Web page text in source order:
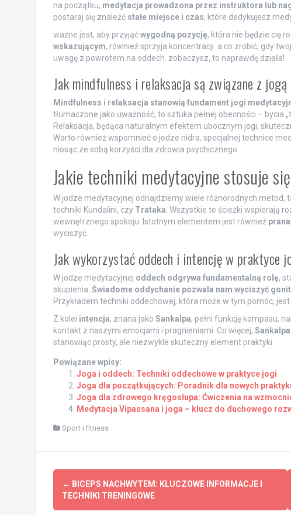
na początku, medytacja prowadzona przez instruktora lub
postaraj się znaleźć stałe miejsce i czas, które dedykujesz
ważne jest, aby przyjąćwygodną pozycję, która nie będzie cię
wskazującym, również sprzyja koncentracji. a co zrobić, gdy
uwagę z powrotem na oddech. zobaczysz, to naprawdę działa!
Jak mindfulness i relaksacja są związane z
Mindfulness i relaksacja stanowią fundament jogi
tłumaczone jako uważność, to sztuka pełnej obecności –
Relaksacja, będąca naturalnym efektem ubocznym jogi,
Warto również wspomnieć o jodze nidra, specjalnej technice
niosąc ze sobą korzyści dla zdrowia psychicznego.
Jakie techniki medytacyjne stosuje
W jodze medytacyjnej odnajdziemy wiele różnorodnych metod,
techniki Kundalini, czy Trataka. Wszystkie te ścieżki wspierają
wewnętrznego spokoju. Istotnym elementem jest również
wyciszyć.
Jak wykorzystać oddech i intencję w praktyce
W jodze medytacyjnej oddech odgrywa fundamentalną rolę,
skupienia. Świadome oddychanie pozwala nam wyciszyć
Przykładem techniki oddechowej, która może w tym pomóc, jest
Z kolei intencja, znana jako Sankalpa, pełni funkcję kompasu,
kontakt z naszymi emocjami i pragnieniami. Co więcej,
stanowiąc prosty, ale niezwykle skuteczny element praktyki.
Powiązane wpisy:
Joga i oddech: Techniki oddechowe w praktyce jogi
Joga dla początkujących: Poradnik dla nowych
Joga dla zdrowego kręgosłupa: Ćwiczenia na
Medytacja Vipassana i joga – klucz do duchowego
Sport i fitness
Post
navigation
← BICEPS NACHWYTEM: KLUCZOWE INFORMACJE I
TECHNIKI TRENINGOWE